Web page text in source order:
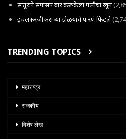
सत्तूराने सपासप वार करून केला पत्नीचा खून
इचलकरंजीकरांच्या डोळयाचे पारणे फिटले
TRENDING TOPICS
महाराष्ट्र
राजकीय
विशेष लेख